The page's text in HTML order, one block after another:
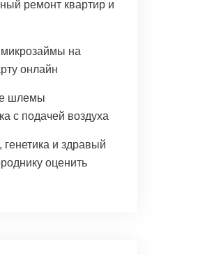
ремонт квартир и
на
онлайн
шлемы
с подачей воздуха
и здравый
оценить